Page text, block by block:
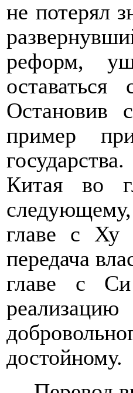
не потерял
реформ,
Остановив
пример
Китая во
главе с Ху
передача
главе с
достойному.